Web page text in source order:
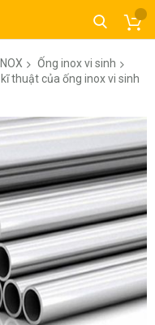
Ống inox vi sinh
thuật của ống inox vi sinh